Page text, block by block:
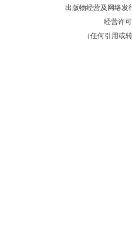
出版物经营及网络发
经营许
（任何引用或